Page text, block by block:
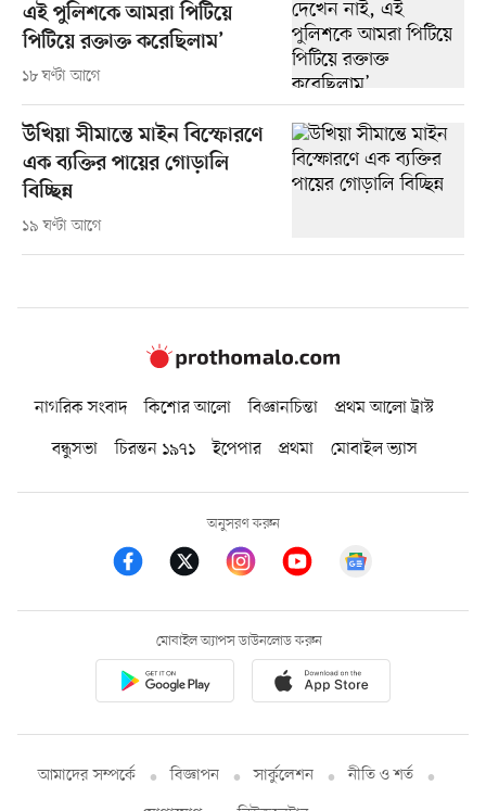
এই পুলিশকে আমরা পিটিয়ে
পিটিয়ে রক্তাক্ত করেছিলাম’
১৮ ঘণ্টা আগে
উখিয়া সীমান্তে মাইন বিস্ফোরণে
এক ব্যক্তির পায়ের গোড়ালি
বিচ্ছিন্ন
১৯ ঘণ্টা আগে
নাগরিক সংবাদ কিশোর আলো বিজ্ঞানচিন্তা
প্রথম আলো ট্রাস্ট
বন্ধুসভা
চিরন্তন ১৯৭১ ইপেপার প্রথমা মোবাইল ভ্যাস
অনুসরণ করুন
মোবাইল অ্যাপস ডাউনলোড করুন
আমাদের সম্পর্কে বিজ্ঞাপন সার্কুলেশন
নীতি ও শর্ত